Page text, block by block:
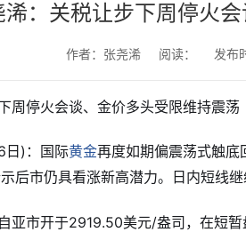
浠：关税让步下周停火
作者：张尧浠 阅读： 发布
周停火会谈、金价多头受限维持震荡
日)：国际黄金再度如期偏震荡式触底
后市仍具看涨新高潜力。日内短线
亚市开于2919.50美元/盎司，在短